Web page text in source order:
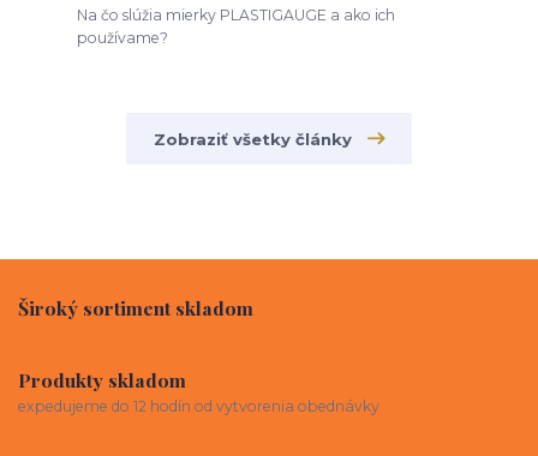
Na čo slúžia mierky PLASTIGAUGE a ako ich
používame?
Zobraziť všetky články
Široký sortiment skladom
Produkty skladom
expedujeme do 12 hodín od vytvorenia obednávky